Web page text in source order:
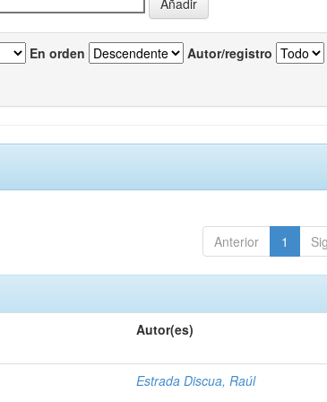
En orden Autor/registro
Anterior 1
Autor(es)
Estrada Discua, Raúl